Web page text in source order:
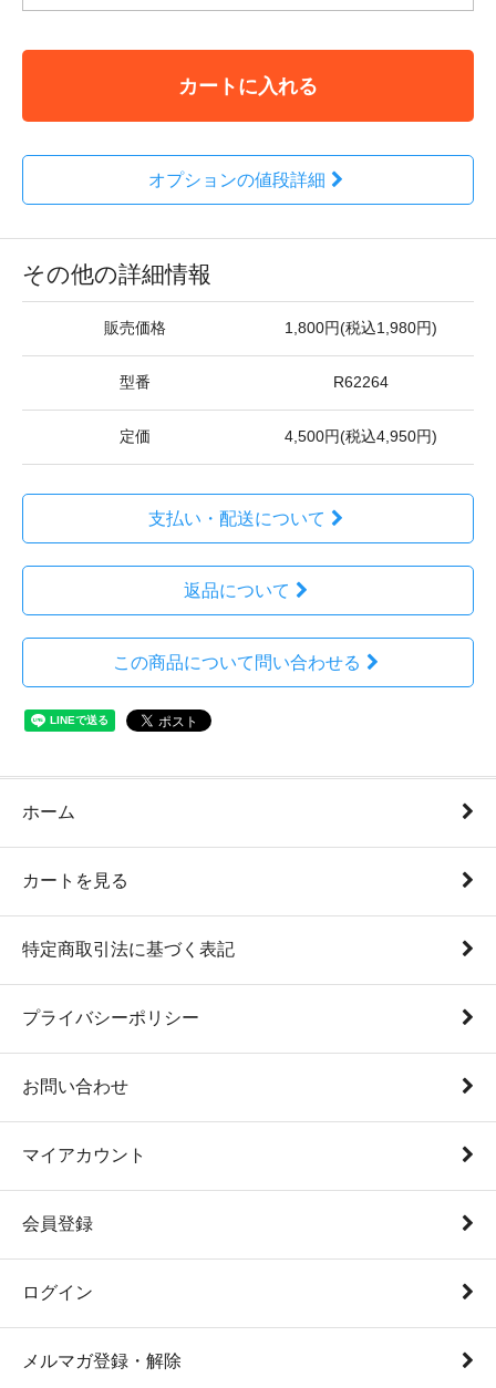
カートに入れる
オプションの値段詳細
その他の詳細情報
販売価格 1,800円(税込1,980円)
型番 R62264
定価 4,500円(税込4,950円)
支払い・配送について
返品について
この商品について問い合わせる
ホーム
カートを見る
特定商取引法に基づく表記
プライバシーポリシー
お問い合わせ
マイアカウント
会員登録
ログイン
メルマガ登録・解除